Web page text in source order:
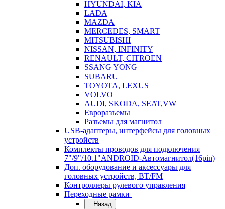
HYUNDAI, KIA
LADA
MAZDA
MERCEDES, SMART
MITSUBISHI
NISSAN, INFINITY
RENAULT, CITROEN
SSANG YONG
SUBARU
TOYOTA, LEXUS
VOLVO
AUDI, SKODA, SEAT,VW
Евроразъемы
Разъемы для магнитол
USB-адаптеры, интерфейсы для головных
устройств
Комплекты проводов для подключения
7"/9"/10.1"ANDROID-Автомагнитол(16pin)
Доп. оборудование и аксессуары для
головных устройств, BT/FM
Контроллеры рулевого управления
Переходные рамки
Назад